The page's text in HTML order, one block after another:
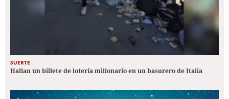
SUERTE
Hallan un billete de lotería millonario en un basurero de Italia